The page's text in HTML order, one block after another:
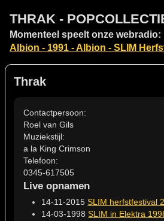
THRAK -
Momenteel speelt onze webradio:
Albion - 1991 - Albion - SLIM
Thrak
Contactpersoon:
Roel van Gils
Muziekstijl:
a la King Crimson
Telefoon:
0345-617505
Live opnamen
14-11-2015SLIM herfstfestival
14-03-1998SLIM in Elektra